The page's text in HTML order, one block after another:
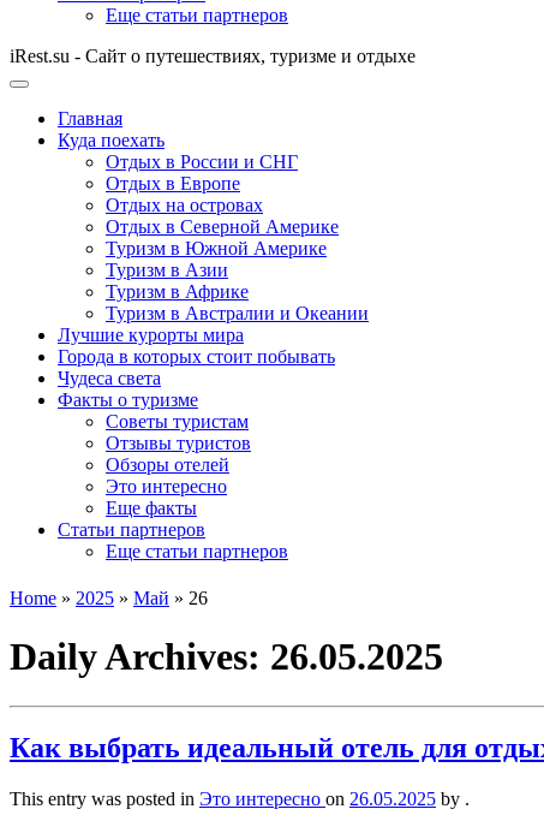
Еще статьи партнеров
iRest.su - Сайт о путешествиях, туризме и отдыхе
Главная
Куда поехать
Отдых в России и СНГ
Отдых в Европе
Отдых на островах
Отдых в Северной Америке
Туризм в Южной Америке
Туризм в Азии
Туризм в Африке
Туризм в Австралии и Океании
Лучшие курорты мира
Города в которых стоит побывать
Чудеса света
Факты о туризме
Советы туристам
Отзывы туристов
Обзоры отелей
Это интересно
Еще факты
Статьи партнеров
Еще статьи партнеров
Home » 2025 » Май » 26
Daily Archives: 26.05.2025
Как выбрать идеальный отель для
This entry was posted in Это интересно on 26.05.2025 by .